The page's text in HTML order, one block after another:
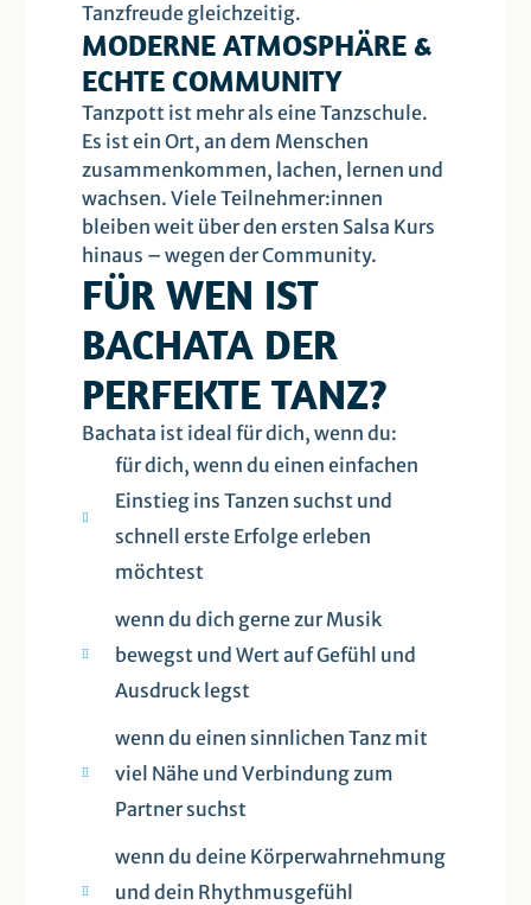
Tanzfreude gleichzeitig.
MODERNE ATMOSPHÄRE &
ECHTE COMMUNITY
Tanzpott ist mehr als eine Tanzschule.
Es ist ein Ort, an dem Menschen
zusammenkommen, lachen, lernen und
wachsen. Viele Teilnehmer:innen
bleiben weit über den ersten Salsa Kurs
hinaus – wegen der Community.
FÜR WEN IST
BACHATA DER
PERFEKTE TANZ?
Bachata ist ideal für dich, wenn du:
für dich, wenn du einen einfachen
Einstieg ins Tanzen suchst und
schnell erste Erfolge erleben
möchtest
wenn du dich gerne zur Musik
bewegst und Wert auf Gefühl und
Ausdruck legst
wenn du einen sinnlichen Tanz mit
viel Nähe und Verbindung zum
Partner suchst
wenn du deine Körperwahrnehmung
und dein Rhythmusgefühl